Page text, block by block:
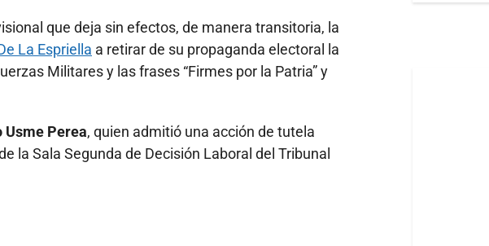
que deja sin efectos, de manera transitoria, la
La Espriella a retirar de su propaganda electoral la
Militares y las frases “Firmes por la Patria” y
Perea, quien admitió una acción de tutela
la Sala Segunda de Decisión Laboral del Tribunal